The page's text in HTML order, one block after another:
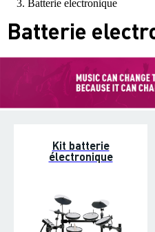
Batterie electronique
Batterie
Kit batterie
électronique